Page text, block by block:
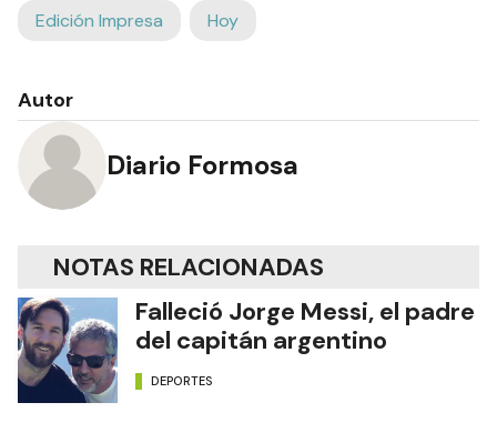
Edición Impresa Hoy
Autor
Diario Formosa
NOTAS RELACIONADAS
Falleció Jorge Messi, el padre
del capitán argentino
DEPORTES